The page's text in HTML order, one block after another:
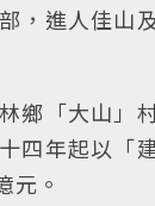
，進人佳山
鄉「大山」
四年起以「
元。